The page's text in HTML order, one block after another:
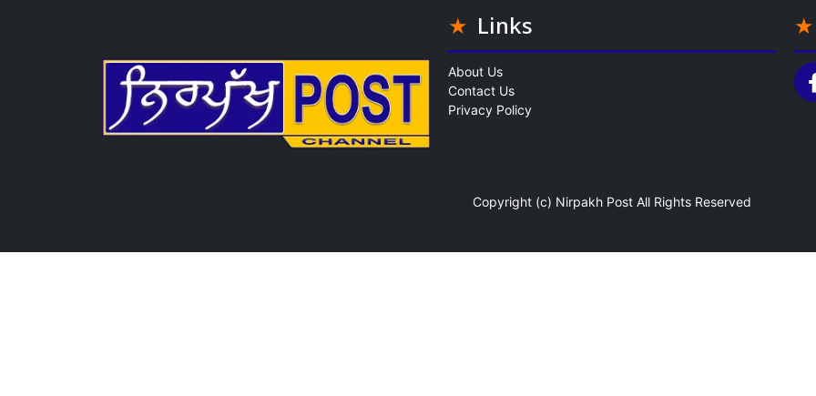
Links
About Us
Contact Us
Privacy Policy
Copyright (c) Nirpakh Post All Rights Reserved